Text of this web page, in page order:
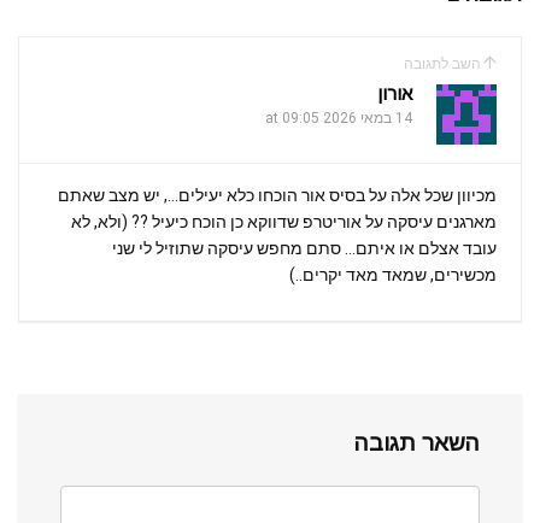
b
o
o
k
p
השב לתגובה
אורון
14 במאי 2026 at 09:05
מכיוון שכל אלה על בסיס אור הוכחו כלא יעילים…, יש מצב שאתם
מארגנים עיסקה על אוריטרפ שדווקא כן הוכח כיעיל ?? (ולא, לא
עובד אצלם או איתם… סתם מחפש עיסקה שתוזיל לי שני
מכשירים, שמאד מאד יקרים..)
השאר תגובה